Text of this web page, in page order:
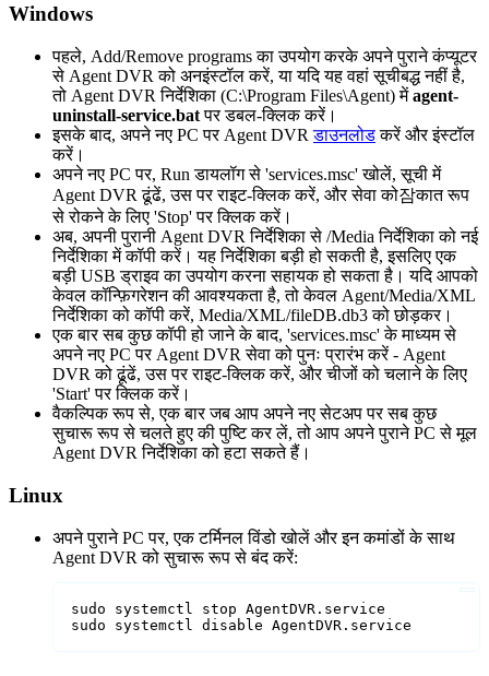
Windows
पहले, Add/Remove programs का उपयोग करके अपने पुराने कंप्यूटर
से Agent DVR को अनइंस्टॉल करें, या यदि यह वहां सूचीबद्ध नहीं है,
तो Agent DVR निर्देशिका (C:\Program Files\Agent) मेंagent-
uninstall-service.batपर डबल-क्लिक करें।
इसके बाद, अपने नए PC पर Agent DVRडाउनलोडकरें और इंस्टॉल
करें।
अपने नए PC पर, Run डायलॉग से 'services.msc' खोलें, सूची में
Agent DVR ढूंढें, उस पर राइट-क्लिक करें, और सेवा को잠कात रूप
से रोकने के लिए 'Stop' पर क्लिक करें।
अब, अपनी पुरानी Agent DVR निर्देशिका से /Media निर्देशिका को नई
निर्देशिका में कॉपी करें। यह निर्देशिका बड़ी हो सकती है, इसलिए एक
बड़ी USB ड्राइव का उपयोग करना सहायक हो सकता है। यदि आपको
केवल कॉन्फ़िगरेशन की आवश्यकता है, तो केवल Agent/Media/XML
निर्देशिका को कॉपी करें, Media/XML/fileDB.db3 को छोड़कर।
एक बार सब कुछ कॉपी हो जाने के बाद, 'services.msc' के माध्यम से
अपने नए PC पर Agent DVR सेवा को पुनः प्रारंभ करें - Agent
DVR को ढूंढें, उस पर राइट-क्लिक करें, और चीजों को चलाने के लिए
'Start' पर क्लिक करें।
वैकल्पिक रूप से, एक बार जब आप अपने नए सेटअप पर सब कुछ
सुचारू रूप से चलते हुए की पुष्टि कर लें, तो आप अपने पुराने PC से मूल
Agent DVR निर्देशिका को हटा सकते हैं।
Linux
अपने पुराने PC पर, एक टर्मिनल विंडो खोलें और इन कमांडों के साथ
Agent DVR को सुचारू रूप से बंद करें:
sudo systemctl stop AgentDVR.service
sudo systemctl disable AgentDVR.service